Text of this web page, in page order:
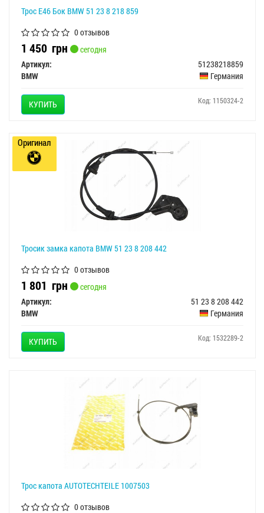
Трос E46 Бок BMW 51 23 8 218 859
0 отзывов
1 450 грн
сегодня
Артикул:
51238218859
BMW
Германия
КУПИТЬ Код: 1150324-2
Тросик замка капота BMW 51 23 8 208 442
0 отзывов
1 801 грн
сегодня
Артикул:
51 23 8 208 442
BMW
Германия
КУПИТЬ Код: 1532289-2
Оригинал
Трос капота AUTOTECHTEILE 1007503
0 отзывов